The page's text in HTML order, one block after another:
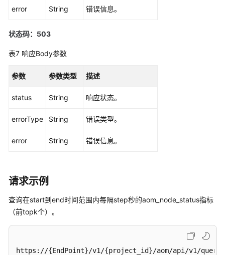
指
（阿
区
布
扎
比
区
error String 错误信息。
状态码：503
表7 响应Body参数
参数 参数类型 描述
status String 响应状态。
errorType String 错误类型。
error String 错误信息。
请求示例
查询在start到end时间范围内每隔step秒的aom_node_status指标
（前topk个）。
https://{EndPoint}/v1/{project_id}/aom/api/v1/